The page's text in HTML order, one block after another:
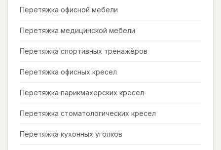
Перетяжка офисной мебели
Перетяжка медицинской мебели
Перетяжка спортивных тренажёров
Перетяжка офисных кресел
Перетяжка парикмахерских кресел
Перетяжка стоматологических кресел
Перетяжка кухонных уголков